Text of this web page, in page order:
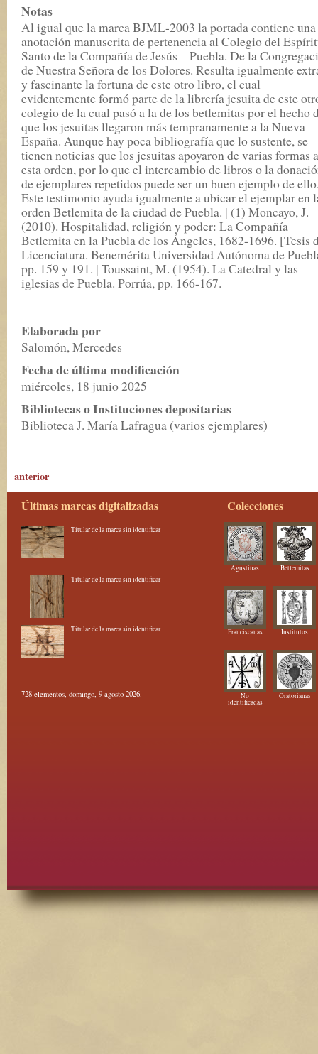
Notas
Al igual que la marca BJML-2003 la portada contiene una
anotación manuscrita de pertenencia al Colegio del
Santo de la Compañía de Jesús – Puebla. De la
de Nuestra Señora de los Dolores. Resulta igualmente
y fascinante la fortuna de este otro libro, el cual
evidentemente formó parte de la librería jesuita de este
colegio de la cual pasó a la de los betlemitas por el hecho
que los jesuitas llegaron más tempranamente a la Nueva
España. Aunque hay poca bibliografía que lo sustente, se
tienen noticias que los jesuitas apoyaron de varias formas a
esta orden, por lo que el intercambio de libros o la
de ejemplares repetidos puede ser un buen ejemplo de
Este testimonio ayuda igualmente a ubicar el ejemplar en
orden Betlemita de la ciudad de Puebla. | (1) Moncayo, J.
(2010). Hospitalidad, religión y poder: La Compañía
Betlemita en la Puebla de los Ángeles, 1682-1696. [Tesis
Licenciatura. Benemérita Universidad Autónoma de
pp. 159 y 191. | Toussaint, M. (1954). La Catedral y las
iglesias de Puebla. Porrúa, pp. 166-167.
Elaborada por
Salomón, Mercedes
Fecha de última modificación
miércoles, 18 junio 2025
Bibliotecas o Instituciones depositarias
Biblioteca J. María Lafragua (varios ejemplares)
anterior
Últimas marcas digitalizadas
Titular de la marca sin identificar
Titular de la marca sin identificar
Titular de la marca sin identificar
728 elementos, domingo, 9 agosto 2026.
Colecciones
Agustinas Betlemitas
Franciscanas Institutos
No
identificadas
Oratorianas